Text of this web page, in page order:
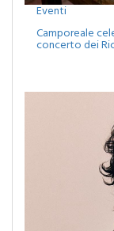
Eventi
Camporeale
concerto dei